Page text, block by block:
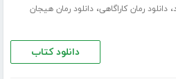
،دانلود رمان کاراگاهی،دانلود رمان هیجان
دانلود کتاب